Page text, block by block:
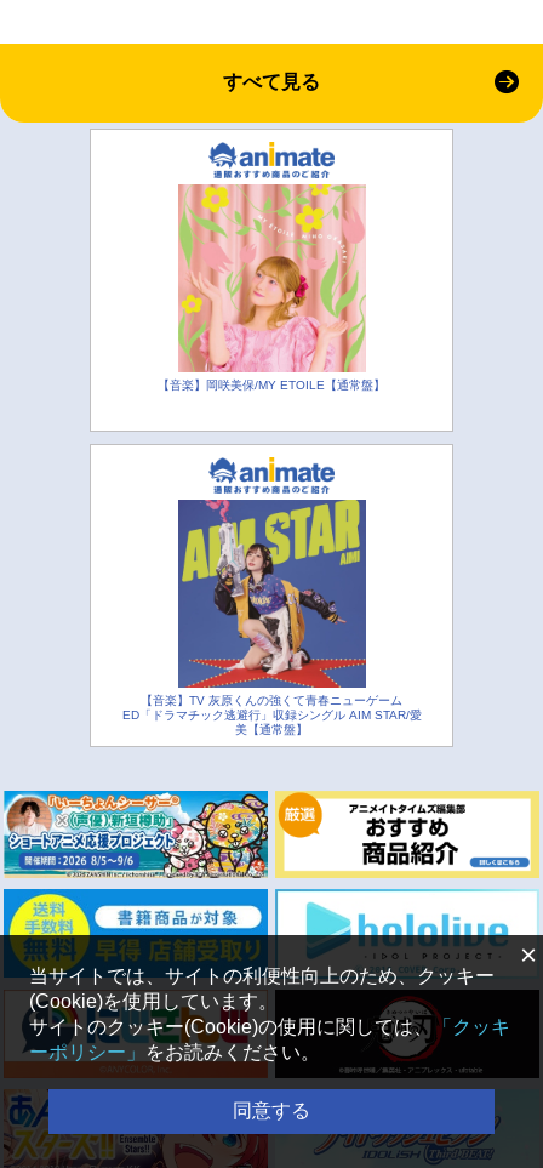
すべて見る
【音楽】岡咲美保/MY ETOILE【通常盤】
【音楽】TV 灰原くんの強くて青春ニューゲーム
ED「ドラマチック逃避行」収録シングル AIM STAR/愛
美【通常盤】
×
当サイトでは、サイトの利便性向上のため、クッキー
(Cookie)を使用しています。
サイトのクッキー(Cookie)の使用に関しては、 「クッキ
ーポリシー」
をお読みください。
同意する